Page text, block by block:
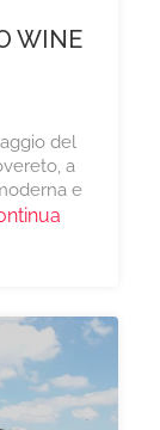
WINE
del
a
e